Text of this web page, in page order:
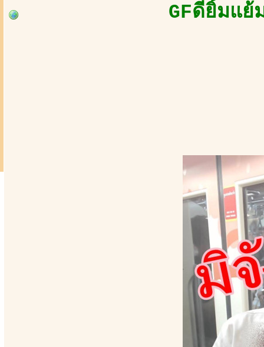
GFดียิ้มแ